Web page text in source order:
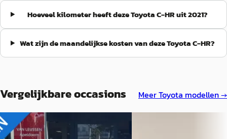
Hoeveel kilometer heeft deze Toyota C-HR uit 2021?
Wat zijn de maandelijkse kosten van deze Toyota C-HR?
Vergelijkbare occasions MeerToyota modellen →
D
Toyota C hr ·2020